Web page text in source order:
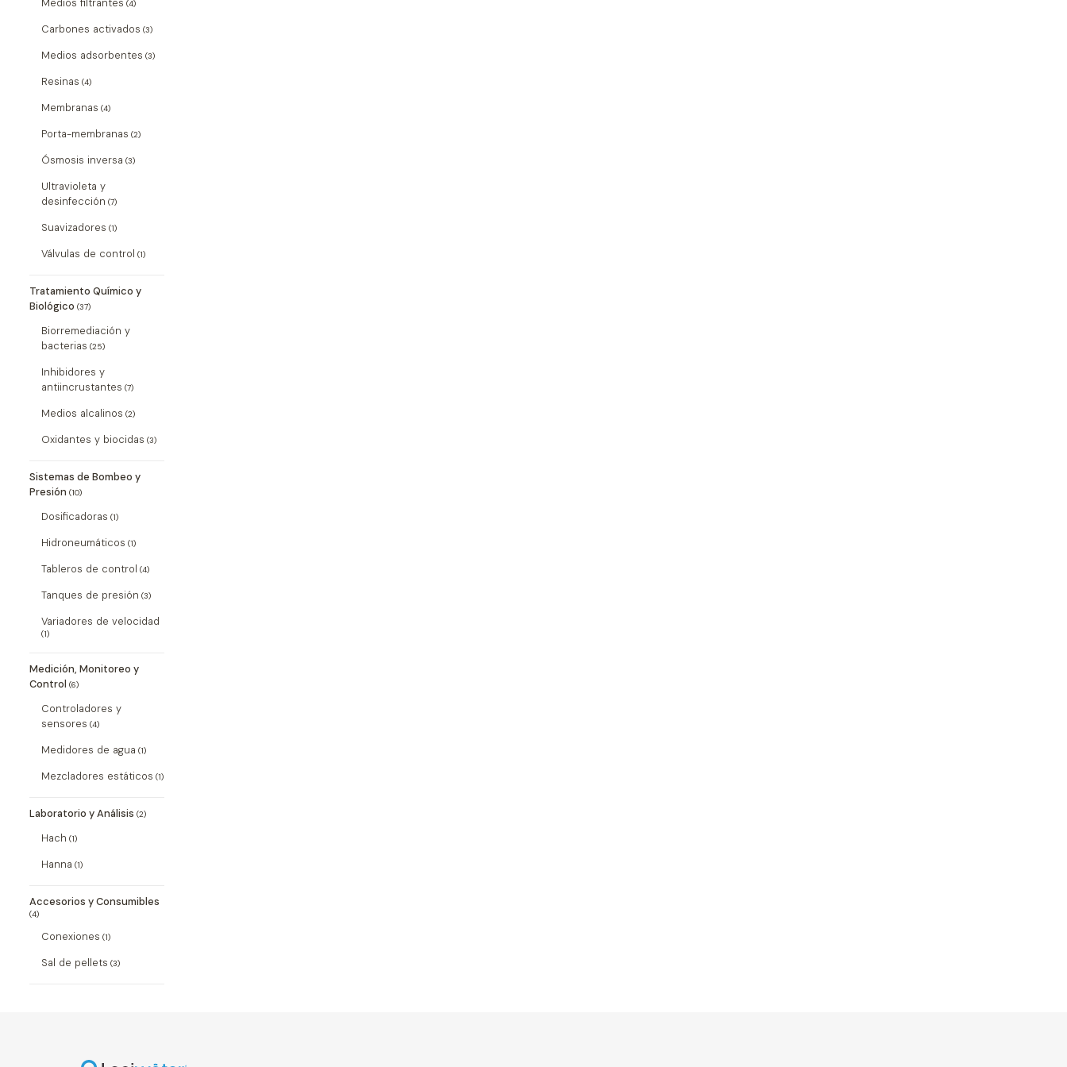
Medios filtrantes (4)
Carbones activados (3)
Medios adsorbentes (3)
Resinas (4)
Membranas (4)
Porta-membranas (2)
Ósmosis inversa (3)
Ultravioleta y
desinfección (7)
Suavizadores (1)
Válvulas de control (1)
Tratamiento Químico y
Biológico (37)
Biorremediación y
bacterias (25)
Inhibidores y
antiincrustantes (7)
Medios alcalinos (2)
Oxidantes y biocidas (3)
Sistemas de Bombeo y
Presión (10)
Dosificadoras (1)
Hidroneumáticos (1)
Tableros de control (4)
Tanques de presión (3)
Variadores de velocidad
(1)
Medición, Monitoreo y
Control (6)
Controladores y
sensores (4)
Medidores de agua (1)
Mezcladores estáticos (1)
Laboratorio y Análisis (2)
Hach (1)
Hanna (1)
Accesorios y Consumibles
(4)
Conexiones (1)
Sal de pellets (3)